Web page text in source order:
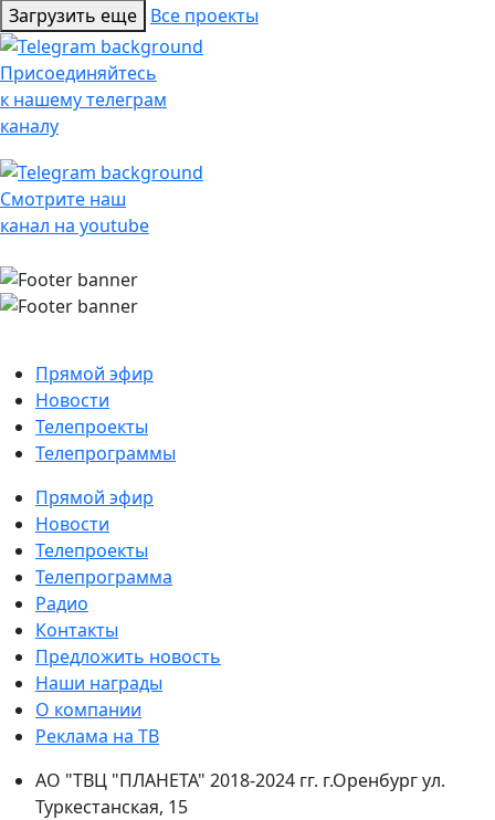
Загрузить еще Все проекты
Присоединяйтесь
к нашему телеграм
каналу
Смотрите наш
канал на youtube
Прямой эфир
Новости
Телепроекты
Телепрограммы
Прямой эфир
Новости
Телепроекты
Телепрограмма
Радио
Контакты
Предложить новость
Наши награды
О компании
Реклама на ТВ
АО "ТВЦ "ПЛАНЕТА" 2018-2024 гг. г.Оренбург ул.
Туркестанская, 15